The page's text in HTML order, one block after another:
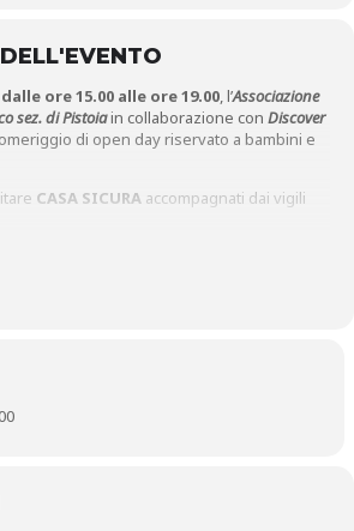
ore 15.00 alle ore 19.00, l’Associazione
sez. di Pistoiain collaborazione con Discover
di open day riservato a bambini e
CASA SICURA accompagnati dai vigili
FFP2, occorre prenotarsi inviando una